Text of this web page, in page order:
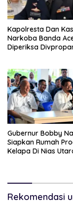
Kapolresta Dan
Narkoba Banda
Diperiksa
Gubernur Bobby
Siapkan Rumah
Kelapa Di Nias
Rekomendasi